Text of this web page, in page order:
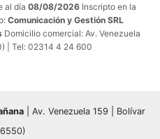
al día 08/08/2026 Inscripto en la
Comunicación y Gestión SRL
Domicilio comercial: Av. Venezuela
| Tel: 02314 4 24 600
| Av. Venezuela 159 | Bolívar